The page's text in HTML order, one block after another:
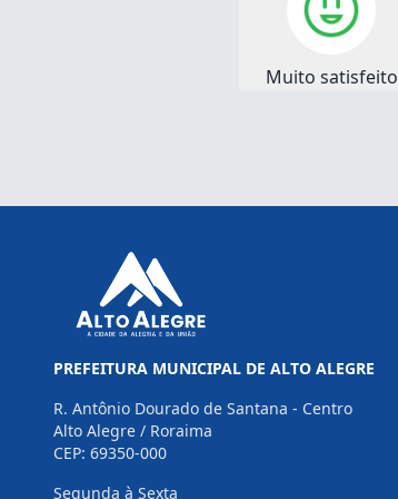
Muito satisfeito
PREFEITURA MUNICIPAL DE ALTO ALEGRE
R. Antônio Dourado de Santana - Centro
Alto Alegre / Roraima
CEP: 69350-000
Segunda à Sexta